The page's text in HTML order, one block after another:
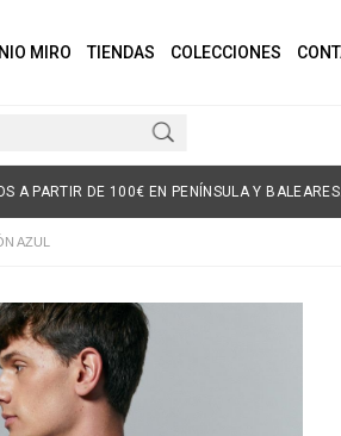
MIRO TIENDAS COLECCIONES
A PARTIR DE 100€ EN PENÍNSULA Y
AZUL